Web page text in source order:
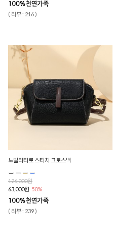
( 리뷰 : 216 )
노빌리티로 스티치 크로스백
126,000원
63,000원 50%
( 리뷰 : 239 )